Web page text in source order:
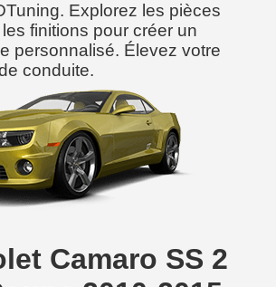
Explorez les pièces
finitions pour créer un
personnalisé. Élevez votre
conduite.
Camaro SS 2